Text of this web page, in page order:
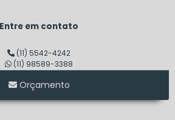
do Trabalho SP: Transforme sua
Entre em contato
(11) 5542-4242
(11) 98589-3388
Orçamento